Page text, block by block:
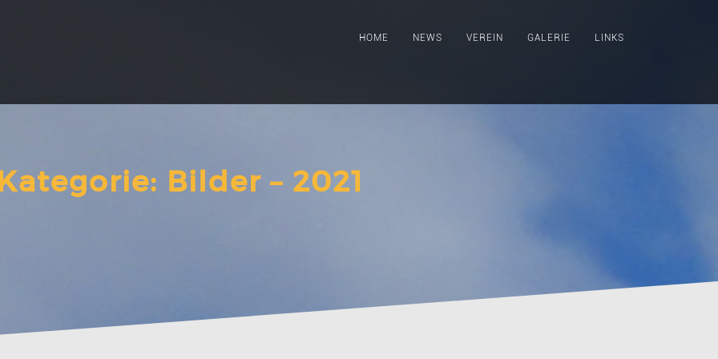
HOME NEWS VEREIN GALERIE LINKS
Bilder – 2021